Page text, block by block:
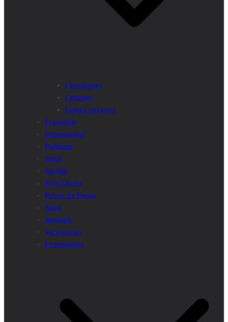
Chroniques
Critiques
Lettres ouvertes
Economie
International
Politique
Santé
Société
Faits Divers
Revue de Presse
Sport
Stratégie
Technology
Evenements